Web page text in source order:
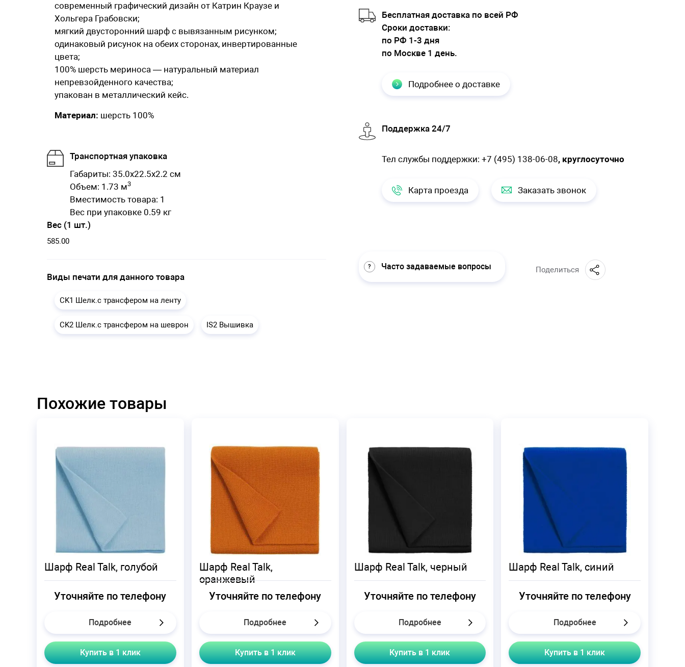
современный графический дизайн от Катрин Краузе и
Хольгера Грабовски;
мягкий двусторонний шарф с вывязанным рисунком;
одинаковый рисунок на обеих сторонах, инвертированные
цвета;
100% шерсть мериноса — натуральный материал
непревзойденного качества;
упакован в металлический кейс.
Материал: шерсть 100%
Транспортная упаковка
Габариты: 35.0x22.5x2.2 см
Объем: 1.73 м3
Вместимость товара: 1
Вес при упаковке 0.59 кг
Вес (1 шт.)
585.00
Виды печати для данного товара
CK1 Шелк.с трансфером на ленту
CK2 Шелк.с трансфером на шеврон IS2 Вышивка
Бесплатная доставка по всей РФ
Cроки доставки:
по РФ 1-3 дня
по Москве 1 день.
Подробнее о доставке
Поддержка 24/7
Тел службы поддержки: +7 (495) 138-06-08, круглосуточно
Карта проезда Заказать звонок
Часто задаваемые вопросы Поделиться
Похожие товары
Шарф Real Talk, голубой
Уточняйте по телефону
Подробнее
Купить в 1 клик
Шарф Real Talk,
оранжевый
Уточняйте по телефону
Подробнее
Купить в 1 клик
Шарф Real Talk, черный
Уточняйте по телефону
Подробнее
Купить в 1 клик
Шарф Real Talk, синий
Уточняйте по телефону
Подробнее
Купить в 1 клик